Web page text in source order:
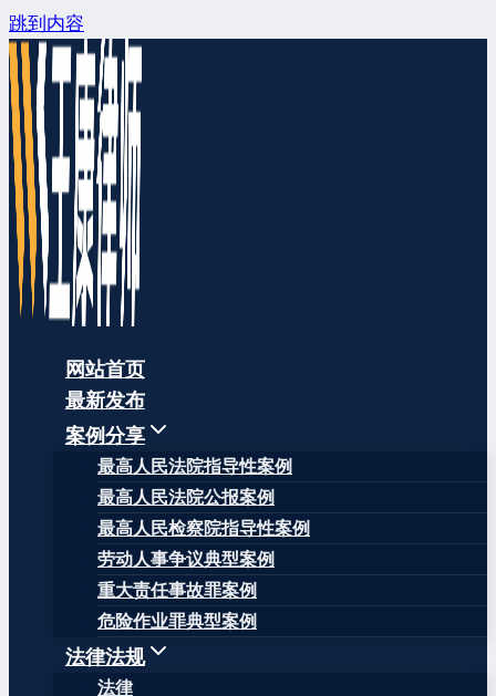
跳到内容
网站首页
最新发布
案例分享
最高人民法院指导性案例
最高人民法院公报案例
最高人民检察院指导性案例
劳动人事争议典型案例
重大责任事故罪案例
危险作业罪典型案例
法律法规
法律